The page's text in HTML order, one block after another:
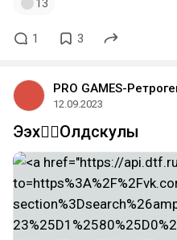
13
1 3
PRO GAMES-
12.09.2023
Ээх😵‍💫Олдскулы